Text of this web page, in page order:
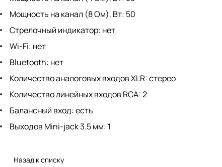
Мощность на канал (8 Ом), Вт: 50
Стрелочный индикатор: нет
Wi-Fi: нет
Bluetooth: нет
Количество аналоговых входов XLR: стерео
Количество линейных входов RCA: 2
Балансный вход: есть
Выходов Mini-jack 3.5 мм: 1
Назад к списку